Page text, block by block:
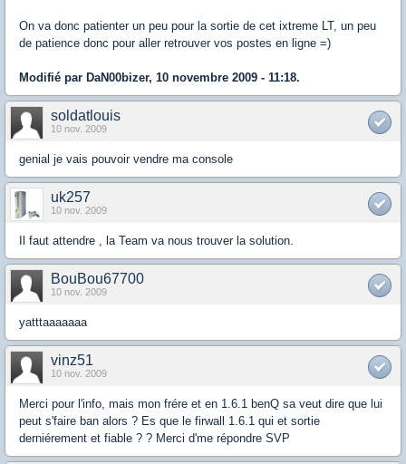
On va donc patienter un peu pour la sortie de cet ixtreme LT, un peu
de patience donc pour aller retrouver vos postes en ligne =)
Modifié par DaN00bizer, 10 novembre 2009 - 11:18.
soldatlouis
10 nov. 2009
genial je vais pouvoir vendre ma console
uk257
10 nov. 2009
Il faut attendre , la Team va nous trouver la solution.
BouBou67700
10 nov. 2009
yatttaaaaaaa
vinz51
10 nov. 2009
Merci pour l'info, mais mon frére et en 1.6.1 benQ sa veut dire que lui
peut s'faire ban alors ? Es que le firwall 1.6.1 qui et sortie
derniérement et fiable ? ? Merci d'me répondre SVP